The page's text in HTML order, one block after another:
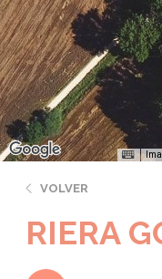
VOLVER
RIERA